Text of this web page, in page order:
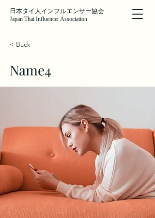
日本タイ人インフルエンサー協会
Japan Thai Influencer Association
< Back
Name4